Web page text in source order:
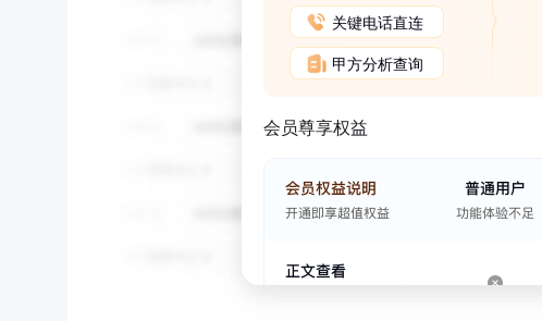
关键电话直连
甲方分析查询
会员尊享权益